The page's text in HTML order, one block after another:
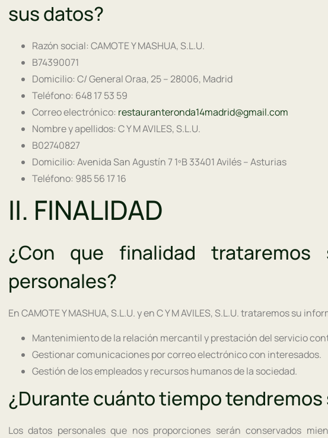
sus datos?
Razón social: CAMOTE Y MASHUA, S.L.U.
B74390071
Domicilio: C/ General Oraa, 25 – 28006, Madrid
Teléfono: 648 17 53 59
Correo electrónico: restauranteronda14madrid@gmail.com
Nombre y apellidos: C Y M AVILES, S.L.U.
B02740827
Domicilio: Avenida San Agustín 7 1ºB 33401 Avilés – Asturias
Teléfono: 985 56 17 16
II. FINALIDAD
¿Con que finalidad trataremos
personales?
En CAMOTE Y MASHUA, S.L.U. y en C Y M AVILES, S.L.U. trataremos su
Mantenimiento de la relación mercantil y prestación del servicio
Gestionar comunicaciones por correo electrónico con interesados.
Gestión de los empleados y recursos humanos de la sociedad.
¿Durante cuánto tiempo tendremos
Los datos personales que nos proporciones serán conservados